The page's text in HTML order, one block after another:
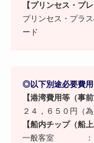
【プリンセス・プレ
プリンセス・プラ
ード
◎以下別途必要費用
【港湾費用等（事
２４，６５０円（
【船内チップ（船上
一般客室 ：18